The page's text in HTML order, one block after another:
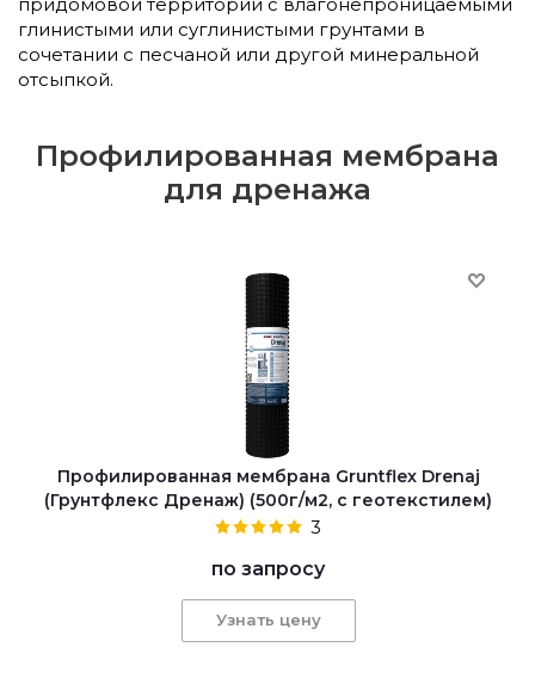
глинистыми или суглинистыми грунтами в
сочетании с песчаной или другой минеральной
отсыпкой.
Профилированная мембрана
для дренажа
Профилированная мембрана Gruntflex Drenaj
(Грунтфлекс Дренаж) (500г/м2, c геотекстилем)
3
по запросу
Узнать цену